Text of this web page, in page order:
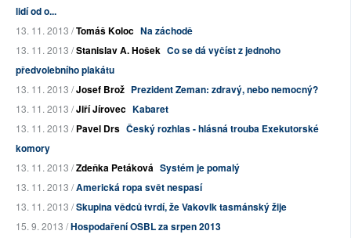
lidí od o...
13. 11. 2013 /Tomáš Koloc Na záchodě
13. 11. 2013 /Stanislav A. Hošek Co se dá vyčíst z jednoho
předvolebního plakátu
13. 11. 2013 /Josef Brož Prezident Zeman: zdravý, nebo nemocný?
13. 11. 2013 /Jiří Jírovec Kabaret
13. 11. 2013 /Pavel Drs Český rozhlas - hlásná trouba Exekutorské
komory
13. 11. 2013 /Zdeňka Petáková Systém je pomalý
13. 11. 2013 /Americká ropa svět nespasí
13. 11. 2013 /Skupina vědců tvrdí, že Vakovlk tasmánský žije
15. 9. 2013 /Hospodaření OSBL za srpen 2013